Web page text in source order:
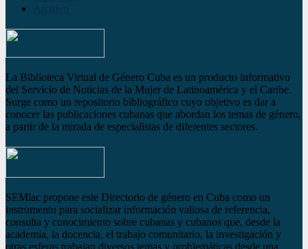
La Biblioteca Virtual de Género Cuba es un producto informativo
del Servicio de Noticias de la Mujer de Latinoamérica y el Caribe.
Surge como un repositorio bibliográfico cuyo objetivo es dar a
conocer las publicaciones cubanas que abordan los temas de género,
a partir de la mirada de especialistas de diferentes sectores.
SEMlac propone este Directorio de género en Cuba como un
instrumento para socializar información valiosa de referencia,
consulta y conocimiento sobre cubanas y cubanos que, desde la
academia, la docencia, el trabajo comunitario, la investigación y
otras esferas trabajan diversos temas y problemáticas desde una